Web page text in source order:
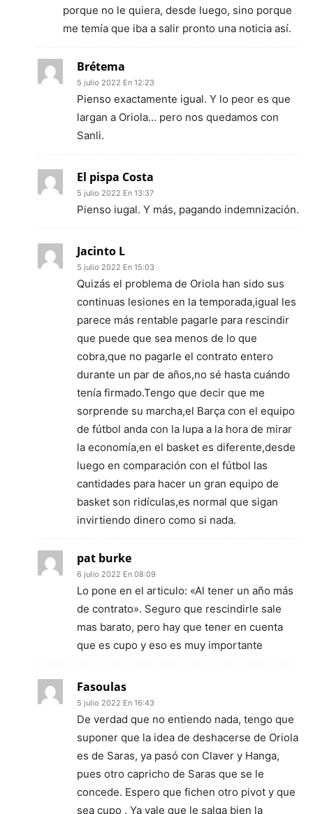
porque no le quiera, desde luego, sino porque
me temía que iba a salir pronto una noticia así.
Brétema
5 julio 2022 En 12:23
Pienso exactamente igual. Y lo peor es que
largan a Oriola… pero nos quedamos con
Sanli.
El pispa Costa
5 julio 2022 En 13:37
Pienso iugal. Y más, pagando indemnización.
Jacinto L
5 julio 2022 En 15:03
Quizás el problema de Oriola han sido sus
continuas lesiones en la temporada,igual les
parece más rentable pagarle para rescindir
que puede que sea menos de lo que
cobra,que no pagarle el contrato entero
durante un par de años,no sé hasta cuándo
tenía firmado.Tengo que decir que me
sorprende su marcha,el Barça con el equipo
de fútbol anda con la lupa a la hora de mirar
la economía,en el basket es diferente,desde
luego en comparación con el fútbol las
cantidades para hacer un gran equipo de
basket son ridículas,es normal que sigan
invirtiendo dinero como si nada.
pat burke
6 julio 2022 En 08:09
Lo pone en el articulo: «Al tener un año más
de contrato». Seguro que rescindirle sale
mas barato, pero hay que tener en cuenta
que es cupo y eso es muy importante
Fasoulas
5 julio 2022 En 16:43
De verdad que no entiendo nada, tengo que
suponer que la idea de deshacerse de Oriola
es de Saras, ya pasó con Claver y Hanga,
pues otro capricho de Saras que se le
concede. Espero que fichen otro pivot y que
sea cupo . Ya vale que le salga bien la